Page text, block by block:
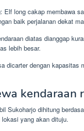
Elf long cakap membawa
baik perjalanan dekat
diatas dianggap
lebih besar.
dicarter dengan kapasitas
kendaraan
Sukoharjo dihitung
yang akan dituju.